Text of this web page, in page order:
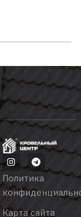
Политика
Карта сайта